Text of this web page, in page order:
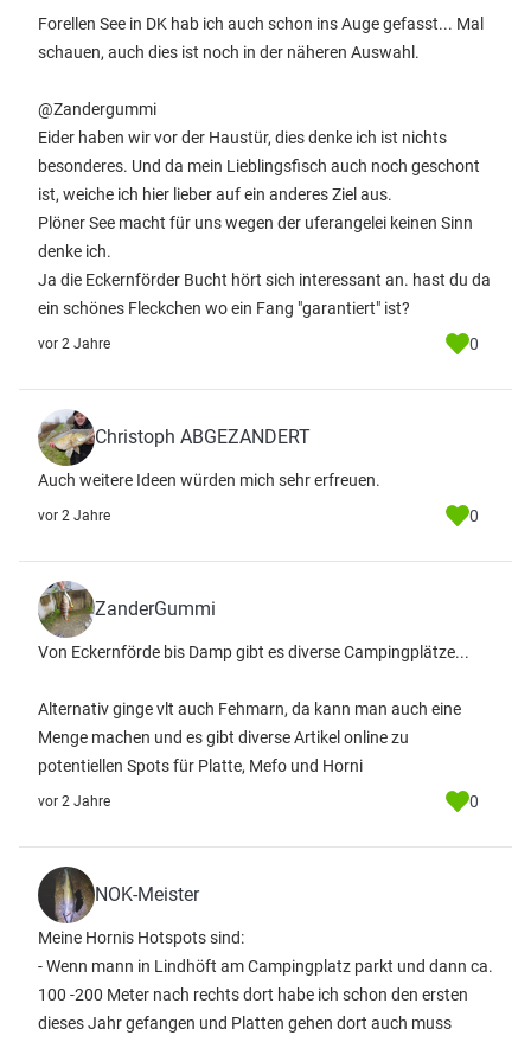
Forellen See in DK hab ich auch schon ins Auge gefasst... Mal
schauen, auch dies ist noch in der näheren Auswahl.
@Zandergummi
Eider haben wir vor der Haustür, dies denke ich ist nichts
besonderes. Und da mein Lieblingsfisch auch noch geschont
ist, weiche ich hier lieber auf ein anderes Ziel aus.
Plöner See macht für uns wegen der uferangelei keinen Sinn
denke ich.
Ja die Eckernförder Bucht hört sich interessant an. hast du da
ein schönes Fleckchen wo ein Fang "garantiert" ist?
vor 2 Jahre 0
Christoph ABGEZANDERT
Auch weitere Ideen würden mich sehr erfreuen.
vor 2 Jahre 0
ZanderGummi
Von Eckernförde bis Damp gibt es diverse Campingplätze...
Alternativ ginge vlt auch Fehmarn, da kann man auch eine
Menge machen und es gibt diverse Artikel online zu
potentiellen Spots für Platte, Mefo und Horni
vor 2 Jahre 0
NOK-Meister
Meine Hornis Hotspots sind:
- Wenn mann in Lindhöft am Campingplatz parkt und dann ca.
100 -200 Meter nach rechts dort habe ich schon den ersten
dieses Jahr gefangen und Platten gehen dort auch muss